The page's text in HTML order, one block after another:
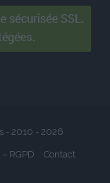
- 2010 - 2026
RGPD Contact